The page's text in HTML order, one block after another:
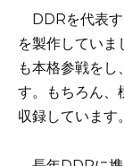
DDRを代表す
を製作してい
も本格参戦をし
す。もちろん、
収録しています。